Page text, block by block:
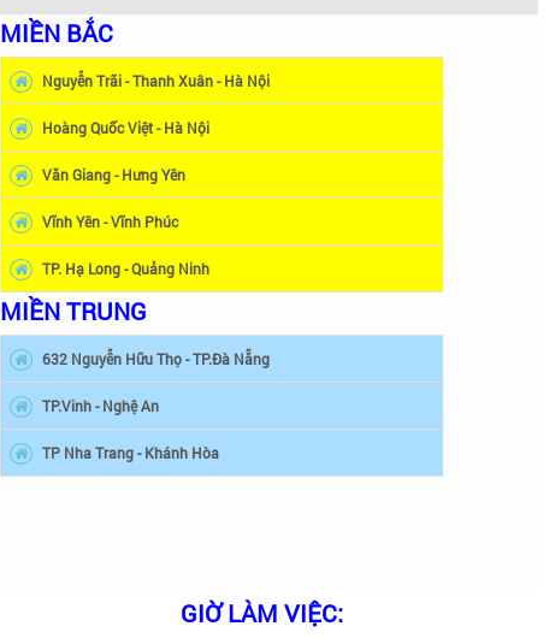
MIỀN BẮC
Nguyễn Trãi - Thanh Xuân - Hà Nội
Hoàng Quốc Việt - Hà Nội
Văn Giang - Hưng Yên
Vĩnh Yên - Vĩnh Phúc
TP. Hạ Long - Quảng Ninh
MIỀN TRUNG
632 Nguyễn Hữu Thọ - TP.Đà Nẵng
TP.Vinh - Nghệ An
TP Nha Trang - Khánh Hòa
GIỜ LÀM VIỆC: